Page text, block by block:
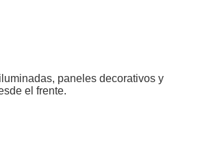
paneles decorativos y
el frente.